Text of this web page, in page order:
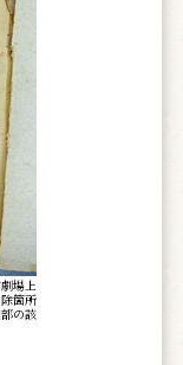
場上
箇所
の該